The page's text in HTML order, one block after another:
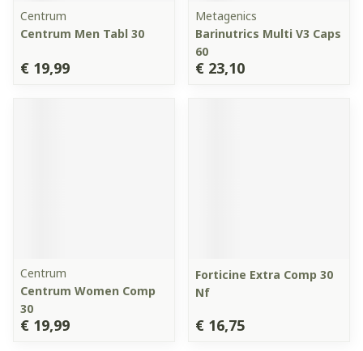
Centrum
Centrum Men Tabl 30
€ 19,99
Metagenics
Barinutrics Multi V3 Caps
60
€ 23,10
Centrum
Centrum Women Comp
30
€ 19,99
Forticine Extra Comp 30
Nf
€ 16,75